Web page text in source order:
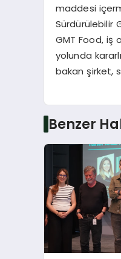
maddesi
Sürdürülebilir
GMT Food, iş
yolunda
bakan şirket,
Benzer